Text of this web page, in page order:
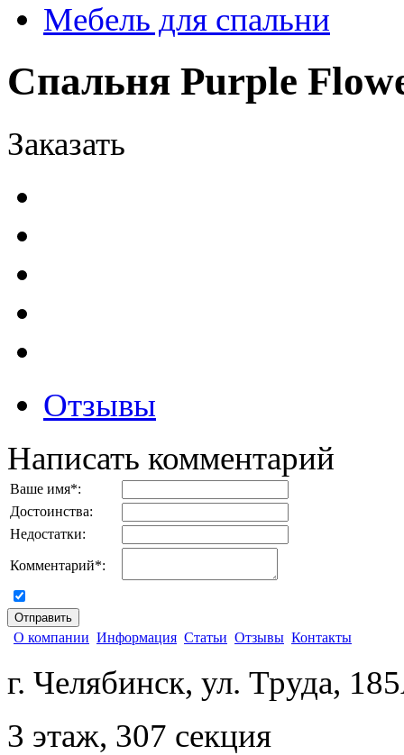
Мебель для спальни
Спальня Purple
Заказать
Отзывы
Написать комментарий
Ваше имя*:
Достоинства:
Недостатки:
Комментарий*:
О компании Информация Статьи Отзывы Контакты
г. Челябинск, ул. Труда,
3 этаж, 307 секция